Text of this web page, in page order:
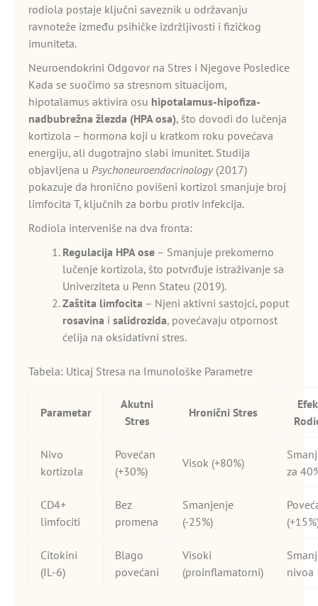
rodiola postaje ključni saveznik u održavanju
ravnoteže između psihičke izdržljivosti i fizičkog
imuniteta.
Neuroendokrini Odgovor na Stres i Njegove Posledice
Kada se suočimo sa stresnom situacijom,
hipotalamus aktivira osu hipotalamus-hipofiza-
nadbubrežna žlezda (HPA osa), što dovodi do lučenja
kortizola – hormona koji u kratkom roku povećava
energiju, ali dugotrajno slabi imunitet. Studija
objavljena u Psychoneuroendocrinology(2017)
pokazuje da hronično povišeni kortizol smanjuje broj
limfocita T, ključnih za borbu protiv infekcija.
Rodiola interveniše na dva fronta:
Regulacija HPA ose – Smanjuje prekomerno
lučenje kortizola, što potvrđuje istraživanje sa
Univerziteta u Penn Stateu (2019).
Zaštita limfocita – Njeni aktivni sastojci, poput
rosavina i salidrozida, povećavaju otpornost
ćelija na oksidativni stres.
Tabela: Uticaj Stresa na Imunološke Parametre
Parametar
Akutni
Stres
Hronični Stres
Nivo
kortizola
Povećan
(+30%)
Visok (+80%)
za
CD4+
limfociti
Bez
promena
Smanjenje
(-25%)
Citokini
(IL-6)
Blago
povećani
Visoki
(proinflamatorni)
nivoa